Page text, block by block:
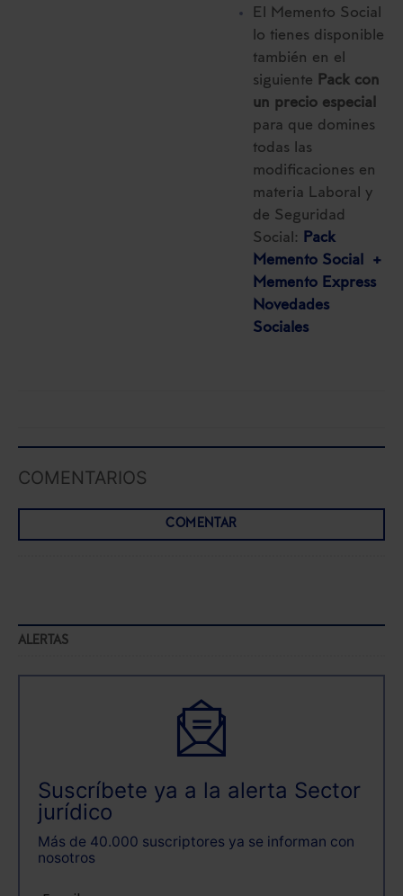
El Memento Social
lo tienes disponible
también en el
siguiente Pack con
un precio especial
para que domines
todas las
modificaciones en
materia Laboral y
de Seguridad
Social: Pack
Memento Social +
Memento Express
Novedades
Sociales
COMENTARIOS
COMENTAR
ALERTAS
Suscríbete ya a la alerta Sector
jurídico
Más de 40.000 suscriptores ya se informan con
nosotros